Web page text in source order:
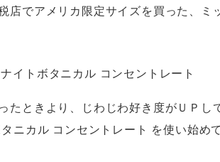
店でアメリカ限定サイズを買った、ミ
たときより、じわじわ好き度がＵＰし
ニカル コンセントレート を使い始め